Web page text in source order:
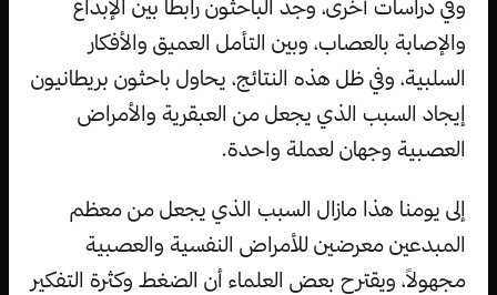
وفي دراسات أخرى، وجد الباحثون رابطا بين الإبداع
والإصابة بالعصاب، وبين التأمل العميق والأفكار
السلبية، وفي ظل هذه النتائج، يحاول باحثون بريطانيون
إيجاد السبب الذي يجعل من العبقرية والأمراض
العصبية وجهان لعملة واحدة.
إلى يومنا هذا مازال السبب الذي يجعل من معظم
المبدعين معرضين للأمراض النفسية والعصبية
مجهولاً، ويقترح بعض العلماء أن الضغط وكثرة التفكير